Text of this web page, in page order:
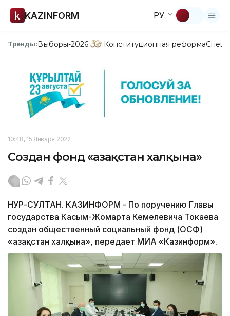
KAZINFORM РУ
Тренды:Выборы-2026 Конституционная реформа
10:48, 15 Января 2022
Создан фонд «Қазақстан халқына»
НУР-СУЛТАН. КАЗИНФОРМ - По поручению Главы
государства Касым-Жомарта Кемелевича Токаева
создан общественный социальный фонд (ОСФ)
«Қазақстан халқына», передает МИА «Казинформ».